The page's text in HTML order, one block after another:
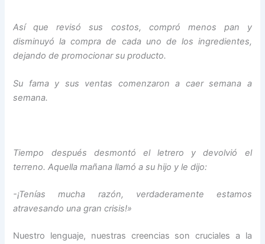
Así que revisó sus costos, compró menos pan y
disminuyó la compra de cada uno de los ingredientes,
dejando de promocionar su producto.
Su fama y sus ventas comenzaron a caer semana a
semana.
Tiempo después desmontó el letrero y devolvió el
terreno. Aquella mañana llamó a su hijo y le dijo:
-¡Tenías mucha razón, verdaderamente estamos
atravesando una gran crisis!»
Nuestro lenguaje, nuestras creencias son cruciales a la